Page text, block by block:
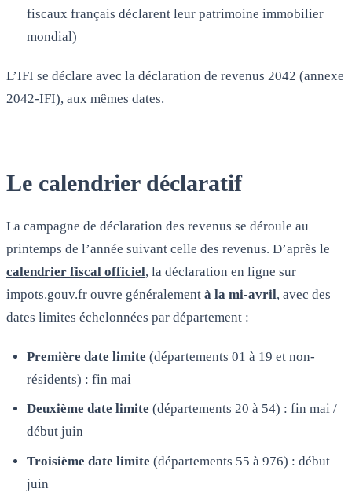
fiscaux français déclarent leur patrimoine immobilier
mondial)
L’IFI se déclare avec la déclaration de revenus 2042 (annexe
2042-IFI), aux mêmes dates.
Le calendrier déclaratif
La campagne de déclaration des revenus se déroule au
printemps de l’année suivant celle des revenus. D’après le
calendrier fiscal officiel, la déclaration en ligne sur
impots.gouv.fr ouvre généralement à la mi-avril, avec des
dates limites échelonnées par département :
Première date limite (départements 01 à 19 et non-
résidents) : fin mai
Deuxième date limite (départements 20 à 54) : fin mai /
début juin
Troisième date limite (départements 55 à 976) : début
juin